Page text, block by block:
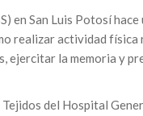
en San Luis Potosí
realizar actividad física
ejercitar la memoria y
del Hospital